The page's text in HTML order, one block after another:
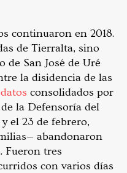
continuaron en 2018.
de Tierralta, sino
de San José de Uré
la disidencia de las
consolidados por
la Defensoría del
el 23 de febrero,
abandonaron
Fueron tres
con varios días